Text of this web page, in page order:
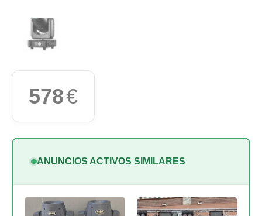
578€
ANUNCIOS ACTIVOS SIMILARES